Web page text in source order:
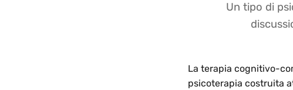
Un tipo di
La terapia cognitivo-
psicoterapia costruita